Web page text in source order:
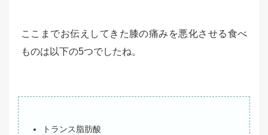
ここまでお伝えしてきた膝の痛みを悪化させる食べ
ものは以下の5つでしたね。
トランス脂肪酸